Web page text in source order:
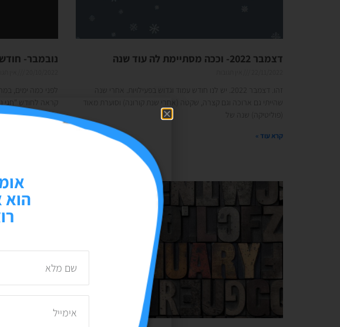
דצמבר 2022- וככה מסתיימת לה עוד שנה
זהו. דצמבר 2022. יש לנו חודש עמוד וגדוש בפעילויות. אחרי שנה
שהייתי גם ארוכה וגם קצרה, שקטה (אחרי שנת קורונה) וסוערת מאוד
(פוליטיקה) שנה של
קרא עוד »
נובמבר-
לפני כמה ימים,
קראה לחודש
ולהעביר אותו גם
הוא